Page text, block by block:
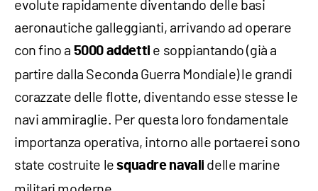
evolute rapidamente diventando delle basi
aeronautiche galleggianti, arrivando ad operare
con fino a 5000 addetti e soppiantando (già a
partire dalla Seconda Guerra Mondiale) le grandi
corazzate delle flotte, diventando esse stesse le
navi ammiraglie. Per questa loro fondamentale
importanza operativa, intorno alle portaerei sono
state costruite lesquadre navali delle marine